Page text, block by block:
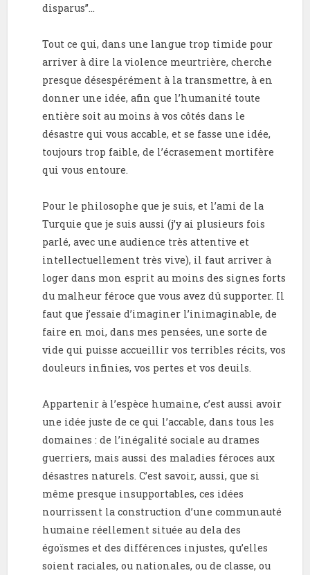
disparus”…
Tout ce qui, dans une langue trop timide pour
arriver à dire la violence meurtrière, cherche
presque désespérément à la transmettre, à en
donner une idée, afin que l’humanité toute
entière soit au moins à vos côtés dans le
désastre qui vous accable, et se fasse une idée,
toujours trop faible, de l’écrasement mortifère
qui vous entoure.
Pour le philosophe que je suis, et l’ami de la
Turquie que je suis aussi (j’y ai plusieurs fois
parlé, avec une audience très attentive et
intellectuellement très vive), il faut arriver à
loger dans mon esprit au moins des signes forts
du malheur féroce que vous avez dû supporter. Il
faut que j’essaie d’imaginer l’inimaginable, de
faire en moi, dans mes pensées, une sorte de
vide qui puisse accueillir vos terribles récits, vos
douleurs infinies, vos pertes et vos deuils.
Appartenir à l’espèce humaine, c’est aussi avoir
une idée juste de ce qui l’accable, dans tous les
domaines : de l’inégalité sociale au drames
guerriers, mais aussi des maladies féroces aux
désastres naturels. C’est savoir, aussi, que si
même presque insupportables, ces idées
nourrissent la construction d’une communauté
humaine réellement située au dela des
égoïsmes et des différences injustes, qu’elles
soient raciales, ou nationales, ou de classe, ou